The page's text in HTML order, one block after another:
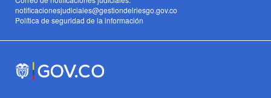
notificacionesjudiciales@gestiondelriesgo.gov.co
Política de seguridad de la información